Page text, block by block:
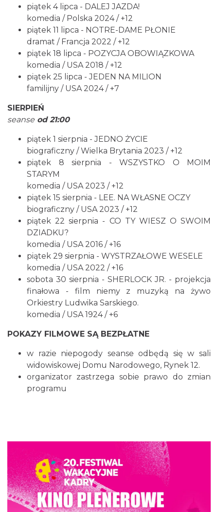
0.05 km
0.05 km
Cieszyn
0.05 km
Cieszyn
0.05 km
piątek 4 lipca - DALEJ JAZDA!
komedia / Polska 2024 / +12
piątek 11 lipca - NOTRE-DAME PŁONIE
dramat / Francja 2022 / +12
piątek 18 lipca - POZYCJA OBOWIĄZKOWA
komedia / USA 2018 / +12
piątek 25 lipca - JEDEN NA MILION
familijny / USA 2024 / +7
SIERPIEŃ
seanse od 21:00
piątek 1 sierpnia - JEDNO ŻYCIE
biograficzny / Wielka Brytania 2023 / +12
piątek 8 sierpnia - WSZYSTKO O MOIM
STARYM
komedia / USA 2023 / +12
piątek 15 sierpnia - LEE. NA WŁASNE OCZY
biograficzny / USA 2023 / +12
piątek 22 sierpnia - CO TY WIESZ O SWOIM
DZIADKU?
komedia / USA 2016 / +16
piątek 29 sierpnia - WYSTRZAŁOWE WESELE
komedia / USA 2022 / +16
sobota 30 sierpnia - SHERLOCK JR. - projekcja
finałowa - film niemy z muzyką na żywo
Orkiestry Ludwika Sarskiego.
komedia / USA 1924 / +6
POKAZY FILMOWE SĄ BEZPŁATNE
w razie niepogody seanse odbędą się w sali
widowiskowej Domu Narodowego, Rynek 12.
organizator zastrzega sobie prawo do zmian
programu